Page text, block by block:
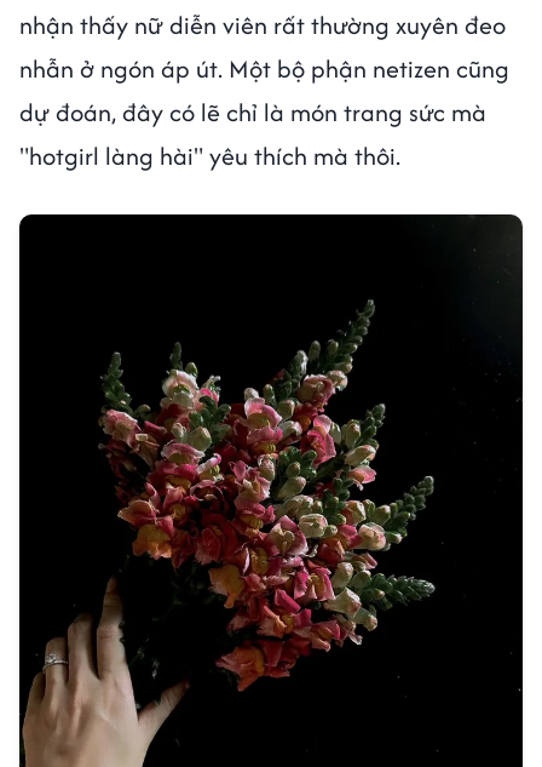
nhận thấy nữ diễn viên rất thường xuyên đeo
nhẫn ở ngón áp út. Một bộ phận netizen cũng
dự đoán, đây có lẽ chỉ là món trang sức mà
"hotgirl làng hài" yêu thích mà thôi.